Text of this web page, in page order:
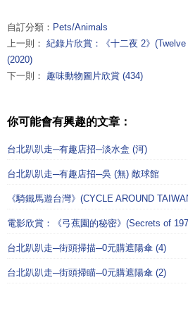
自訂分類： Pets/Animals
上一則： 紀錄片欣賞：《十二夜 2》
(2020)
下一則： 趣味動物圖片欣賞 (434)
你可能會有興趣的文章：
台北趴趴走─有趣店招─淡水盒 (河)
台北趴趴走─有趣店招─吳 (無) 敵球館
《騎鐵馬遊台灣》(CYCLE AROUND
電影欣賞：《弓蕉園的秘密》(Secrets of
台北趴趴走─街頭掃描─0元購遮陽傘 (4)
台北趴趴走─街頭掃瞄─0元購遮陽傘 (2)